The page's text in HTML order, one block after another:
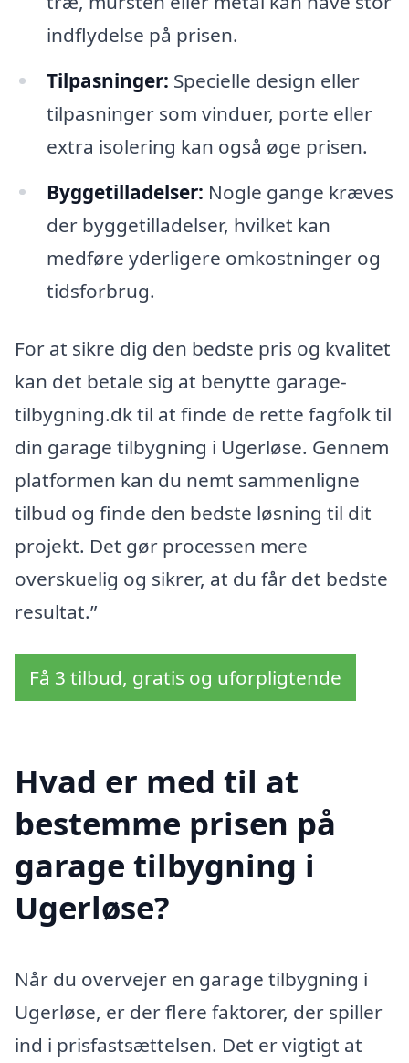
indflydelse på prisen.
Tilpasninger: Specielle design eller
tilpasninger som vinduer, porte eller
extra isolering kan også øge prisen.
Byggetilladelser: Nogle gange kræves
der byggetilladelser, hvilket kan
medføre yderligere omkostninger og
tidsforbrug.
For at sikre dig den bedste pris og kvalitet
kan det betale sig at benytte garage-
tilbygning.dk til at finde de rette fagfolk til
din garage tilbygning i Ugerløse. Gennem
platformen kan du nemt sammenligne
tilbud og finde den bedste løsning til dit
projekt. Det gør processen mere
overskuelig og sikrer, at du får det bedste
resultat.”
Få 3 tilbud, gratis og uforpligtende
Hvad er med til at
bestemme prisen på
garage tilbygning i
Ugerløse?
Når du overvejer en garage tilbygning i
Ugerløse, er der flere faktorer, der spiller
ind i prisfastsættelsen. Det er vigtigt at